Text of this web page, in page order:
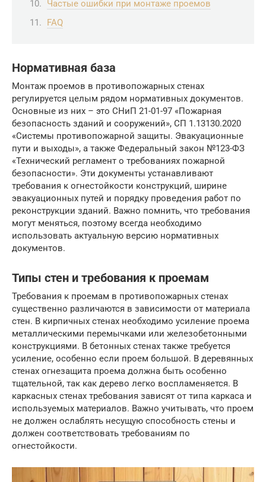
Частые ошибки при монтаже проемов
FAQ
Нормативная база
Монтаж проемов в противопожарных стенах
регулируется целым рядом нормативных документов.
Основные из них – это СНиП 21-01-97 «Пожарная
безопасность зданий и сооружений», СП 1.13130.2020
«Системы противопожарной защиты. Эвакуационные
пути и выходы», а также Федеральный закон №123-ФЗ
«Технический регламент о требованиях пожарной
безопасности». Эти документы устанавливают
требования к огнестойкости конструкций, ширине
эвакуационных путей и порядку проведения работ по
реконструкции зданий. Важно помнить, что требования
могут меняться, поэтому всегда необходимо
использовать актуальную версию нормативных
документов.
Типы стен и требования к проемам
Требования к проемам в противопожарных стенах
существенно различаются в зависимости от материала
стен. В кирпичных стенах необходимо усиление проема
металлическими перемычками или железобетонными
конструкциями. В бетонных стенах также требуется
усиление, особенно если проем большой. В деревянных
стенах огнезащита проема должна быть особенно
тщательной, так как дерево легко воспламеняется. В
каркасных стенах требования зависят от типа каркаса и
используемых материалов. Важно учитывать, что проем
не должен ослаблять несущую способность стены и
должен соответствовать требованиям по
огнестойкости.